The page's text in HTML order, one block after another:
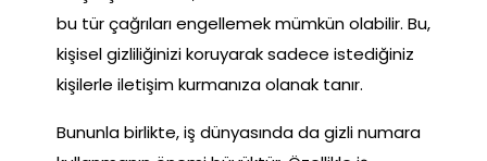
bu tür çağrıları engellemek mümkün olabilir. Bu,
kişisel gizliliğinizi koruyarak sadece istediğiniz
kişilerle iletişim kurmanıza olanak tanır.
Bununla birlikte, iş dünyasında da gizli numara